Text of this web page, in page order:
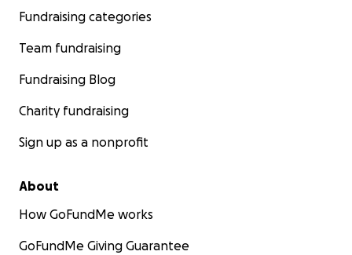
Fundraising categories
Team fundraising
Fundraising Blog
Charity fundraising
Sign up as a nonprofit
About
How GoFundMe works
GoFundMe Giving Guarantee